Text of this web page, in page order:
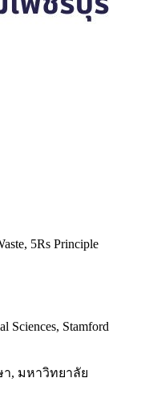
5Rs Principle
Sciences, Stamford
, มหาวิทยาลัย